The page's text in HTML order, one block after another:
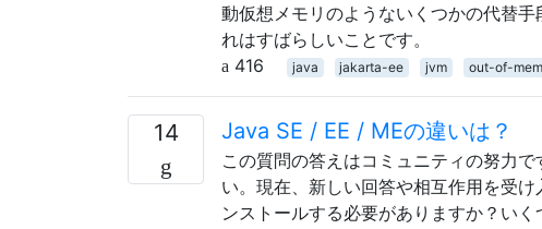
動仮想メモリのようないくつかの代替
れはすばらしいことです。
416
java jakarta-ee jvm out-of-
14 Java SE / EE / MEの違いは？
この質問の答えはコミュニティの努力
い。現在、新しい回答や相互作用を受
ンストールする必要がありますか？い